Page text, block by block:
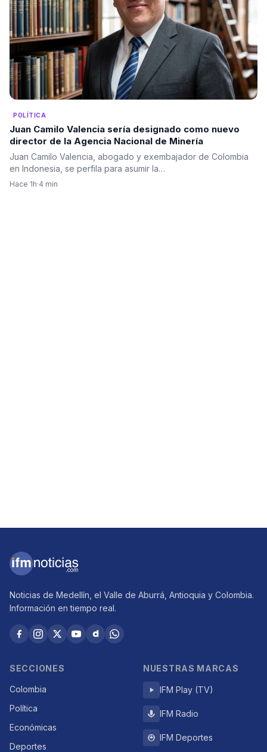
POLÍTICA
Juan Camilo Valencia sería designado como nuevo
director de la Agencia Nacional de Minería
Juan Camilo Valencia, abogado y exembajador de Colombia
en Indonesia, se perfila para asumir la…
Hace 1h·4 min
Noticias de Medellín, el Valle de Aburrá, Antioquia y Colombia.
Información en tiempo real.
SECCIONES
Colombia
Política
Económicas
Deportes
NUESTRAS MARCAS
IFM Play (TV)
IFM Radio
IFM Deportes